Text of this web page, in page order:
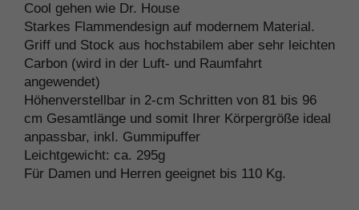
Cool gehen wie Dr. House
Starkes Flammendesign auf modernem Material.
Griff und Stock aus hochstabilem aber sehr leichten
Carbon (wird in der Luft- und Raumfahrt
angewendet)
Höhenverstellbar in 2-cm Schritten von 81 bis 96
cm Gesamtlänge und somit Ihrer Körpergröße ideal
anpassbar, inkl. Gummipuffer
Leichtgewicht: ca. 295g
Für Damen und Herren geeignet bis 110 Kg.